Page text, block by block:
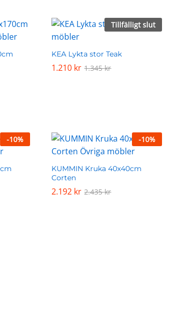
Tillfälligt slut
KEA Lykta stor Teak
1.210 kr 1.345kr
1.210 kr 1.345kr
-10% -10%
KUMMIN Kruka 40x40cm
Corten
2.192 kr 2.435kr
2.192 kr 2.435kr